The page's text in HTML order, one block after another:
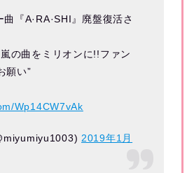
『A·RA·SHI』廃盤復活さ
の曲をミリオンに!!ファン
願い”
Wp14CW7vAk
2019年1月